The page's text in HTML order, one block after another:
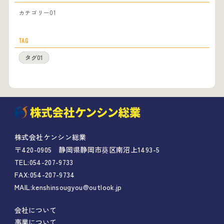
カテゴリー01
TAG
タグ01
株式会社ケンシン総業
〒420-0905
静岡県静岡市葵区南沼上1493-5
TEL:054-207-9733
FAX:054-207-9734
MAIL:kenshinsougyou@outlook.jp
会社について
事業について